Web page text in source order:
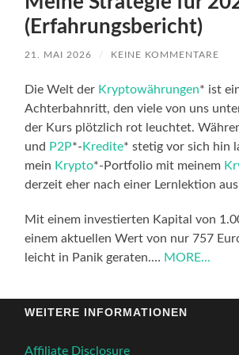
(Erfahrungsbericht)
21. MAI 2026 / KEINE KOMMENTARE
Die Welt der Kryptowährungen* ist
Achterbahnritt, den viele von uns
der Kurs plötzlich rot leuchtet.
und P2P*- Kredite* stetig vor sich hin
mein Krypto*-Portfolio mit meinem
derzeit eher nach einer Lernlektion
Mit einem investierten Kapital von
einem aktuellen Wert von nur 757
leicht in Panik geraten.… MORE...
WEITERE INFORMATIONEN
Affiliate Disclosure